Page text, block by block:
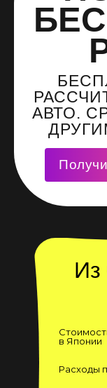
АВТО.
Из
в Японии
Расходы